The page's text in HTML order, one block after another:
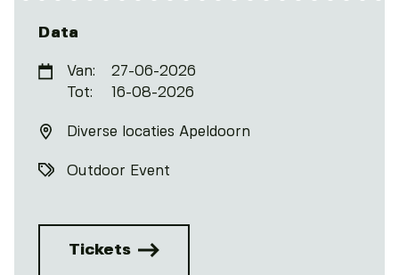
Data
Van:
27-06-2026
Tot:
16-08-2026
Diverse locaties Apeldoorn
Outdoor Event
Tickets